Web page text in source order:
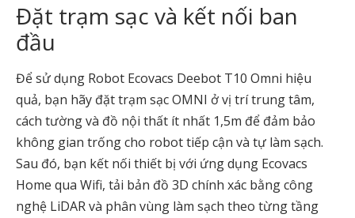
Đặt trạm sạc và kết nối ban
đầu
Để sử dụng Robot Ecovacs Deebot T10 Omni hiệu
quả, bạn hãy đặt trạm sạc OMNI ở vị trí trung tâm,
cách tường và đồ nội thất ít nhất 1,5m để đảm bảo
không gian trống cho robot tiếp cận và tự làm sạch.
Sau đó, bạn kết nối thiết bị với ứng dụng Ecovacs
Home qua Wifi, tải bản đồ 3D chính xác bằng công
nghệ LiDAR và phân vùng làm sạch theo từng tầng